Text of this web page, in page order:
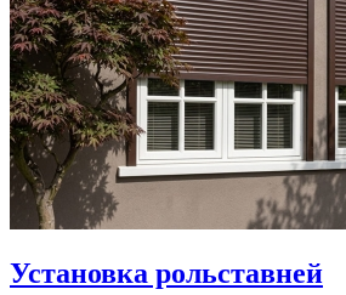
Установка рольставней